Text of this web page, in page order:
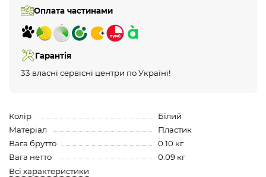
Оплата частинами
Гарантія
33 власні сервісні центри по Україні!
Колір
Білий
Матеріал
Пластик
Вага брутто
0.10 кг
Вага нетто
0.09 кг
Всі характеристики